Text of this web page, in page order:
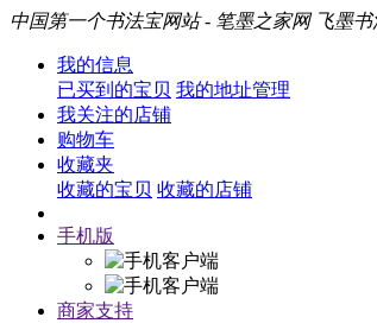
中国第一个书法宝网站 - 笔墨之家网 飞墨
我的信息
已买到的宝贝 我的地址管理
我关注的店铺
购物车
收藏夹
收藏的宝贝 收藏的店铺
手机版
商家支持